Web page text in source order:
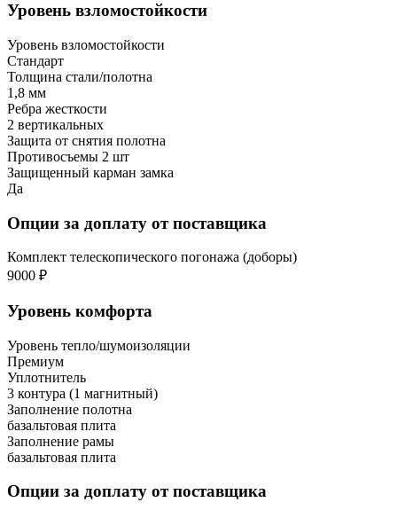
Уровень взломостойкости
Уровень взломостойкости
Стандарт
Толщина стали/полотна
1,8 мм
Ребра жесткости
2 вертикальных
Защита от снятия полотна
Противосъемы 2 шт
Защищенный карман замка
Да
Опции за доплату от поставщика
Комплект телескопического погонажа (доборы)
9000 ₽
Уровень комфорта
Уровень тепло/шумоизоляции
Премиум
Уплотнитель
3 контура (1 магнитный)
Заполнение полотна
базальтовая плита
Заполнение рамы
базальтовая плита
Опции за доплату от поставщика